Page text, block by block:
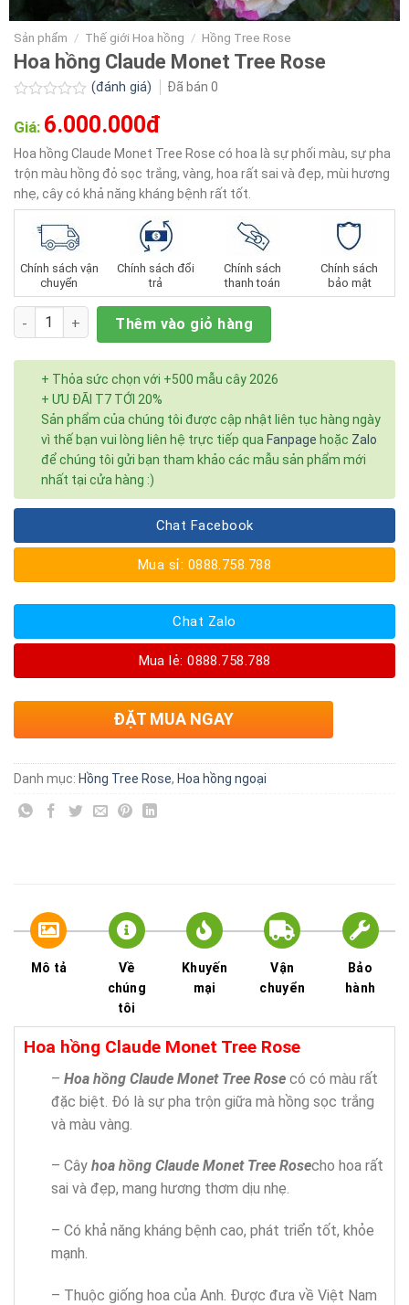
Sản phẩm / Thế giới Hoa hồng / Hồng Tree Rose
Hoa hồng Claude Monet Tree Rose
xếp
0.0
5
sao
(đánh giá) Đã bán 0
Giá: 6.000.000đ
Hoa hồng Claude Monet Tree Rose có hoa là sự phối màu, sự pha
trộn màu hồng đỏ sọc trắng, vàng, hoa rất sai và đẹp, mùi hương
nhẹ, cây có khả năng kháng bệnh rất tốt.
Chính sách vận
chuyển
Chính sách đổi
trả
Chính sách
thanh toán
Chính sách
bảo mật
Số lượng Thêm vào giỏ hàng
+ Thỏa sức chọn với +500 mẫu cây 2026
+ ƯU ĐÃI T7 TỚI 20%
Sản phẩm của chúng tôi được cập nhật liên tục hàng ngày
vì thế bạn vui lòng liên hệ trực tiếp qua Fanpage hoặc Zalo
để chúng tôi gửi bạn tham khảo các mẫu sản phẩm mới
nhất tại cửa hàng :)
Chat Facebook
Mua sỉ: 0888.758.788
Chat Zalo
Mua lẻ: 0888.758.788
ĐẶT MUA NGAY
Danh mục: Hồng Tree Rose, Hoa hồng ngoại
Mô tả
Về
chúng
tôi
Khuyến
mại
Vận
chuyển
Bảo
hành
Hoa hồng Claude Monet Tree Rose
– Hoa hồng Claude Monet Tree Rose có có màu rất
đặc biệt. Đó là sự pha trộn giữa mà hồng sọc trắng
và màu vàng.
– Cây hoa hồng Claude Monet Tree Rosecho hoa rất
sai và đẹp, mang hương thơm dịu nhẹ.
– Có khả năng kháng bệnh cao, phát triển tốt, khỏe
mạnh.
– Thuộc giống hoa của Anh. Được đưa về Việt Nam